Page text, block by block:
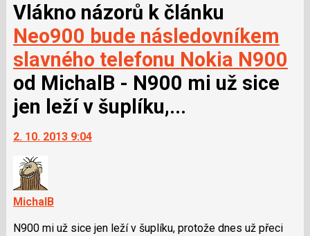
Vlákno názorů k článku
Neo900 bude následovníkem
slavného telefonu Nokia N900
od MichalB - N900 mi už sice
jen leží v šuplíku,...
2. 10. 2013 9:04
MichalB
N900 mi už sice jen leží v šuplíku, protože dnes už přeci